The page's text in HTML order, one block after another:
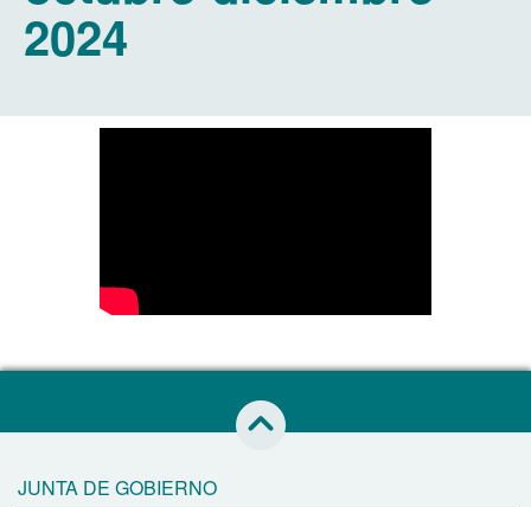
2024
JUNTA DE GOBIERNO